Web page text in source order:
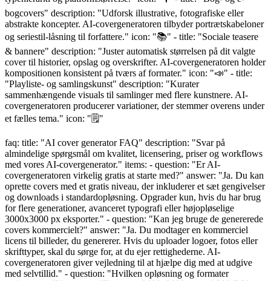
bogcovers" description: "Udforsk illustrative, fotografiske eller
abstrakte koncepter. AI-covergeneratoren tilbyder portrætskabeloner
og seriestil-låsning til forfattere." icon: "📚" - title: "Sociale teasere
& bannere" description: "Juster automatisk størrelsen på dit valgte
cover til historier, opslag og overskrifter. AI-covergeneratoren holder
kompositionen konsistent på tværs af formater." icon: "📣" - title:
"Playliste- og samlingskunst" description: "Kurater
sammenhængende visuals til samlinger med flere kunstnere. AI-
covergeneratoren producerer variationer, der stemmer overens under
et fælles tema." icon: "🗒️"
faq: title: "AI cover generator FAQ" description: "Svar på
almindelige spørgsmål om kvalitet, licensering, priser og workflows
med vores AI-covergenerator." items: - question: "Er AI-
covergeneratoren virkelig gratis at starte med?" answer: "Ja. Du kan
oprette covers med et gratis niveau, der inkluderer et sæt gengivelser
og downloads i standardopløsning. Opgrader kun, hvis du har brug
for flere generationer, avanceret typografi eller højopløselige
3000x3000 px eksporter." - question: "Kan jeg bruge de genererede
covers kommercielt?" answer: "Ja. Du modtager en kommerciel
licens til billeder, du genererer. Hvis du uploader logoer, fotos eller
skrifttyper, skal du sørge for, at du ejer rettighederne. AI-
covergeneratoren giver vejledning til at hjælpe dig med at udgive
med selvtillid." - question: "Hvilken opløsning og formater